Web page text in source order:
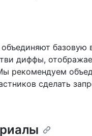
базовую
диффы,
рекомендуем
сделать